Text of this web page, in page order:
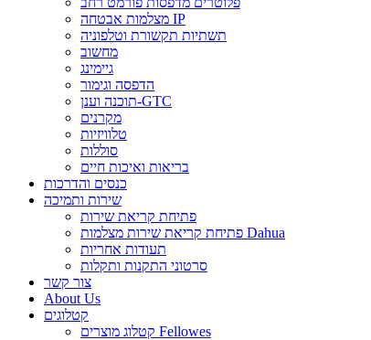
מצלמות אבטחה IP
תשתיות תקשורת וטלפוניה
מחשוב
גיימינג
הדפסה וגימור
תוכנה וענן-GTC
מקרנים
טלוויזיות
סוללות
בריאות ואיכות חיים
כנסים והדרכות
שירות ותמיכה
פתיחת קריאת שירות
פתיחת קריאת שירות מצלמות Dahua
תעודות אחריות
סרטוני התקנות ותקלות
צור קשר
About Us
קטלוגים
קטלוג מוצרים Fellowes